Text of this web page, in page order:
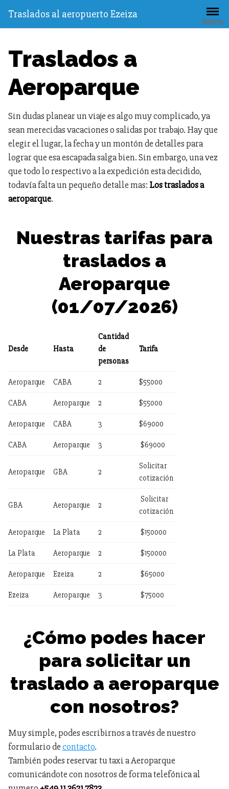
contenido
Traslados al aeropuerto Ezeiza
Menu
Traslados a
Aeroparque
Sin dudas planear un viaje es algo muy complicado, ya
sean merecidas vacaciones o salidas por trabajo. Hay que
elegir el lugar, la fecha y un montón de detalles para
lograr que esa escapada salga bien. Sin embargo, una vez
que todo lo respectivo a la expedición esta decidido,
todavía falta un pequeño detalle mas: Los traslados a
aeroparque.
Nuestras tarifas para
traslados a
Aeroparque
(01/07/2026)
Desde Hasta
Cantidad
de
personas
Tarifa
Aeroparque CABA 2 $55000
CABA Aeroparque 2 $55000
Aeroparque CABA 3 $69000
CABA Aeroparque 3 $69000
Aeroparque GBA 2
Solicitar
cotización
GBA Aeroparque 2
Solicitar
cotización
Aeroparque La Plata 2 $150000
La Plata Aeroparque 2 $150000
Aeroparque Ezeiza 2 $65000
Ezeiza Aeroparque 3 $75000
¿Cómo podes hacer
para solicitar un
traslado a aeroparque
con nosotros?
Muy simple, podes escribirnos a través de nuestro
formulario decontacto.
También podes reservar tu taxi a Aeroparque
comunicándote con nosotros de forma telefónica al